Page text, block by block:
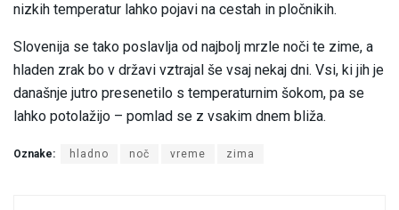
nizkih temperatur lahko pojavi na cestah in pločnikih.
Slovenija se tako poslavlja od najbolj mrzle noči te zime, a
hladen zrak bo v državi vztrajal še vsaj nekaj dni. Vsi, ki jih je
današnje jutro presenetilo s temperaturnim šokom, pa se
lahko potolažijo – pomlad se z vsakim dnem bliža.
Oznake: hladno noč vreme zima